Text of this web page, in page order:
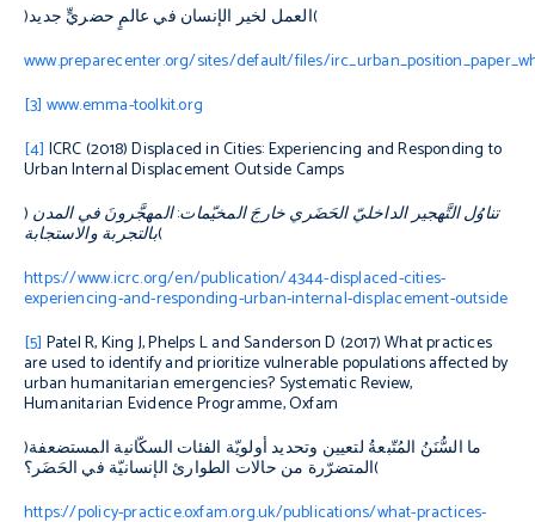
(العمل لخير الإنسان في عالمٍ حضريٍّ جديد)
www.preparecenter.org/sites/default/files/
[3] www.emma-toolkit.org
[4] ICRC (2018)Displaced in Cities: Experiencing and Responding to
Urban Internal Displacement Outside Camps
( المهجَّرونَ في المدن:تناوُل التَّهجير الداخليّ الحَضَري خارجَ المخيّمات
بالتجربة والاستجابة)
https://www.icrc.org/en/publication/4344-displaced-cities-
experiencing-and-responding-urban-internal-displacement-outside
[5] Patel R, King J, Phelps L and Sanderson D (2017)What practices
are used to identify and prioritize vulnerable populations affected by
urban humanitarian emergencies?Systematic Review,
Humanitarian Evidence Programme, Oxfam
(ما السُّنَنُ المُتّبعةُ لتعيين وتحديد أولويّة الفئات السكّانية المستضعفة
المتضرّرة من حالات الطوارئ الإنسانيّة في الحَضَر؟)
https://policy-practice.oxfam.org.uk/publications/what-practices-